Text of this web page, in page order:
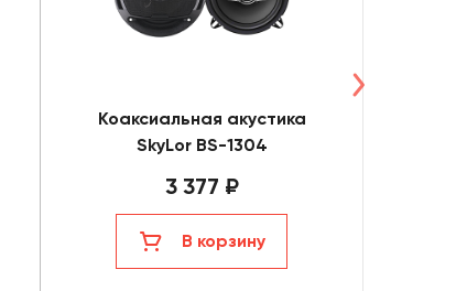
Коаксиальная акустика
SkyLor BS-1304
3 377 ₽
В корзину